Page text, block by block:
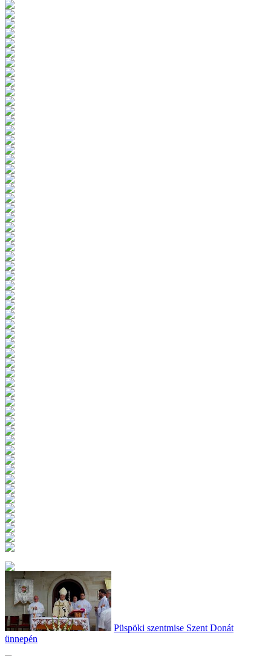
Püspöki szentmise Szent Donát
ünnepén